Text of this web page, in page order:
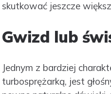
skutkować jeszcze
Gwizd lub
Jednym z bardziej
turbosprężarką, jest